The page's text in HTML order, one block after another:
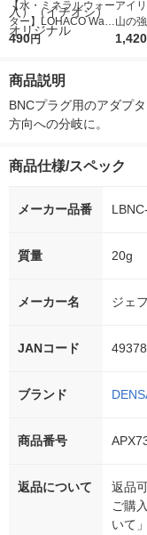
【水・ミネラルウォー
ター】LOHACO Wate
r（ロハコウォータ
シ） オリジナル
490円
アイ
山の
レス
1,420
商品説明
BNCプラグ用のアダプ
方向への分岐に。
商品仕様/スペック
メーカー品番
質量 20g
メーカー名 ジェ
JANコード
ブランド
商品番号
返品について
返品
ご購
いて